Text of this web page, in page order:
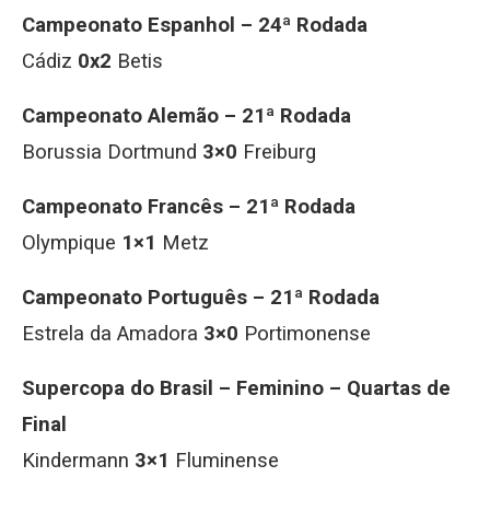
Campeonato Espanhol – 24ª Rodada
Cádiz 0x2 Betis
Campeonato Alemão – 21ª Rodada
Borussia Dortmund 3×0 Freiburg
Campeonato Francês – 21ª Rodada
Olympique 1×1 Metz
Campeonato Português – 21ª Rodada
Estrela da Amadora 3×0 Portimonense
Supercopa do Brasil – Feminino – Quartas de
Final
Kindermann 3×1 Fluminense